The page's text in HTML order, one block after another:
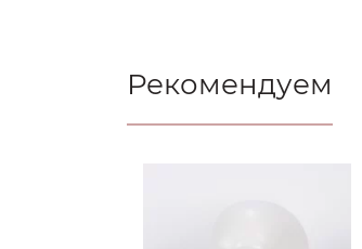
Рекомендуем